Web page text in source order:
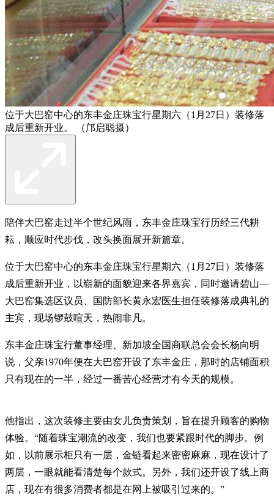
位于大巴窑中心的东丰金庄珠宝行星期六（1月27日）装修落
成后重新开业。 （邝启聪摄）
陪伴大巴窑走过半个世纪风雨，东丰金庄珠宝行历经三代耕
耘，顺应时代步伐，改头换面展开新篇章。
位于大巴窑中心的东丰金庄珠宝行星期六（1月27日）装修落
成后重新开业，以崭新的面貌迎来各界嘉宾，同时邀请碧山—
大巴窑集选区议员、国防部长黄永宏医生担任装修落成典礼的
主宾，现场锣鼓喧天，热闹非凡。
东丰金庄珠宝行董事经理、新加坡全国商联总会会长杨向明
说，父亲1970年便在大巴窑开设了东丰金庄，那时的店铺面积
只有现在的一半，经过一番苦心经营才有今天的规模。
他指出，这次装修主要由女儿负责策划，旨在提升顾客的购物
体验。“随着珠宝潮流的改变，我们也要紧跟时代的脚步。例
如，以前展示柜只有一层，金链看起来密密麻麻，现在设计了
两层，一眼就能看清楚每个款式。另外，我们还开设了线上商
店，现在有很多消费者都是在网上被吸引过来的。”